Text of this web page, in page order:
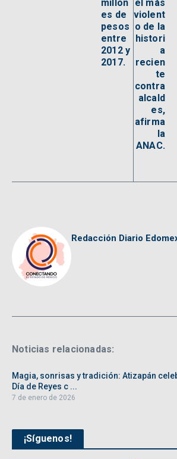
millon
es de
pesos
entre
2012 y
2017.
el más
violent
o de la
histori
a
recien
te
contra
alcald
es,
afirma
la
ANAC.
Redacción Diario
Noticias relacionadas:
Magia, sonrisas y tradición: Atizapán
Día de Reyes c ...
7 de enero de 2026
¡Síguenos!